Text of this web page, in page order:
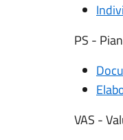
PS -
VAS -